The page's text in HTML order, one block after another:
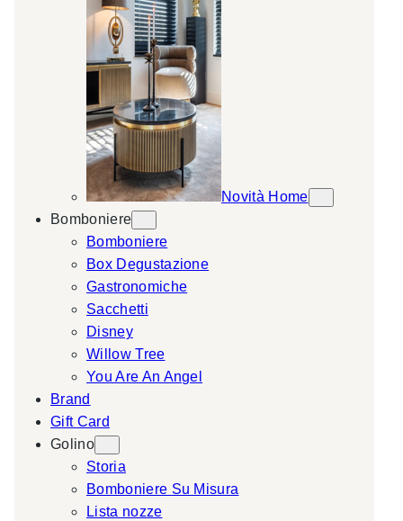
Novità Home
Bomboniere
Bomboniere
Box Degustazione
Gastronomiche
Sacchetti
Disney
Willow Tree
You Are An Angel
Brand
Gift Card
Golino
Storia
Bomboniere Su Misura
Lista nozze